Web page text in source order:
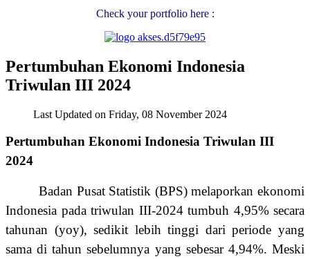
Check your portfolio here :
Pertumbuhan Ekonomi Indonesia
Triwulan III 2024
Last Updated on Friday, 08 November 2024
Pertumbuhan Ekonomi Indonesia Triwulan III
2024
Badan Pusat Statistik (BPS) melaporkan ekonomi
Indonesia pada triwulan III-2024 tumbuh 4,95% secara
tahunan (yoy), sedikit lebih tinggi dari periode yang
sama di tahun sebelumnya yang sebesar 4,94%. Meski